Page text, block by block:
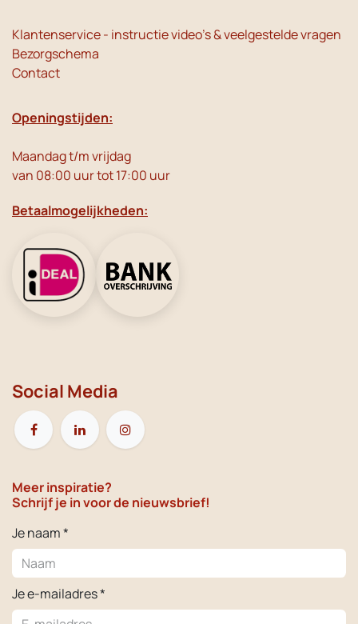
Klantenservice - instructie video's & veelgestelde vragen
Bezorgschema
Contact
Openingstijden:
Maandag t/m vrijdag
van 08:00 uur tot 17:00 uur
Betaalmogelijkheden:
Social Media
Meer inspiratie?
Schrijf je in voor de nieuwsbrief!
Je naam *
Je e-mailadres *